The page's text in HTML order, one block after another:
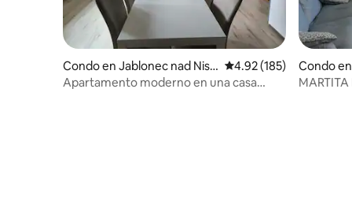
Condo en Jablonec nad Niso
u
Calificación promedio:
4.92 (185)
Apartamento moderno en una casa
Condo
MARTITA